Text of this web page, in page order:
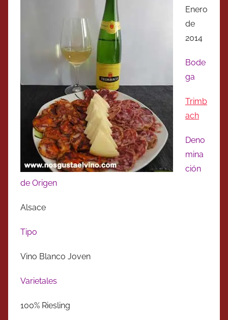
Enero
de
2014
Bode
ga
Trimb
ach
Deno
mina
ción
de Origen
Alsace
Tipo
Vino Blanco Joven
Varietales
100% Riesling